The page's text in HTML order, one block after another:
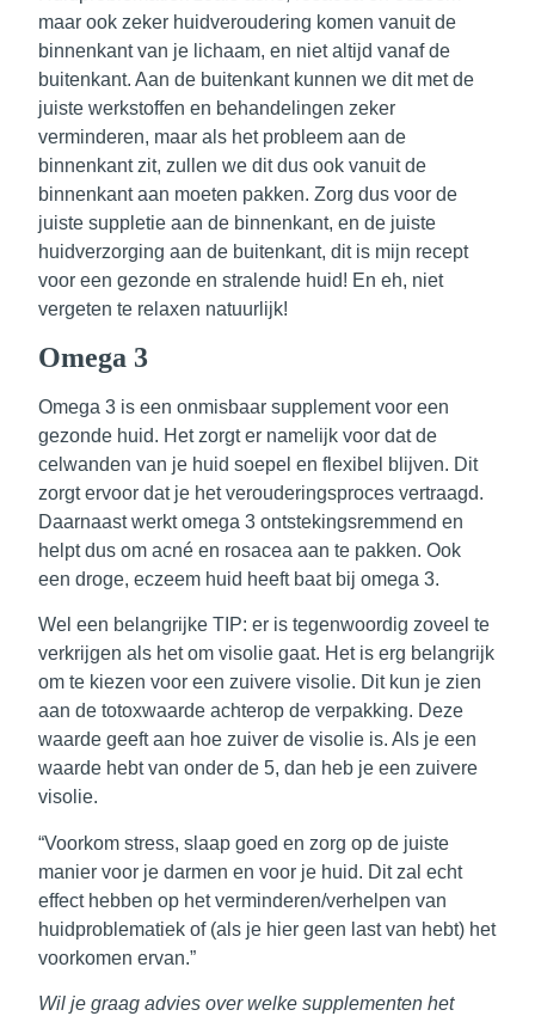
maar ook zeker huidveroudering komen vanuit de
binnenkant van je lichaam, en niet altijd vanaf de
buitenkant. Aan de buitenkant kunnen we dit met de
juiste werkstoffen en behandelingen zeker
verminderen, maar als het probleem aan de
binnenkant zit, zullen we dit dus ook vanuit de
binnenkant aan moeten pakken. Zorg dus voor de
juiste suppletie aan de binnenkant, en de juiste
huidverzorging aan de buitenkant, dit is mijn recept
voor een gezonde en stralende huid! En eh, niet
vergeten te relaxen natuurlijk!
Omega 3
Omega 3 is een onmisbaar supplement voor een
gezonde huid. Het zorgt er namelijk voor dat de
celwanden van je huid soepel en flexibel blijven. Dit
zorgt ervoor dat je het verouderingsproces vertraagd.
Daarnaast werkt omega 3 ontstekingsremmend en
helpt dus om acné en rosacea aan te pakken. Ook
een droge, eczeem huid heeft baat bij omega 3.
Wel een belangrijke TIP: er is tegenwoordig zoveel te
verkrijgen als het om visolie gaat. Het is erg belangrijk
om te kiezen voor een zuivere visolie. Dit kun je zien
aan de totoxwaarde achterop de verpakking. Deze
waarde geeft aan hoe zuiver de visolie is. Als je een
waarde hebt van onder de 5, dan heb je een zuivere
visolie.
“Voorkom stress, slaap goed en zorg op de juiste
manier voor je darmen en voor je huid. Dit zal echt
effect hebben op het verminderen/verhelpen van
huidproblematiek of (als je hier geen last van hebt) het
voorkomen ervan.”
Wil je graag advies over welke supplementen het